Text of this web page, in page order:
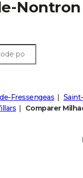
Nontron
Fressengeas
Comparer